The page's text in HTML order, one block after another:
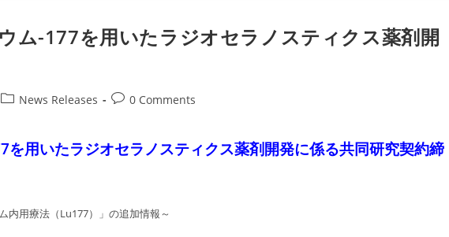
ム-177を用いたラジオセラノスティクス薬剤開
PostNews Releases
Post0 Comments
を用いたラジオセラノスティクス薬剤開発に係る共同研究契約締
内用療法（Lu177）」の追加情報～